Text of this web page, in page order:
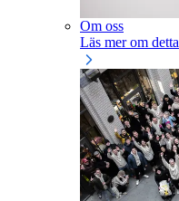
Om oss
Läs mer om detta